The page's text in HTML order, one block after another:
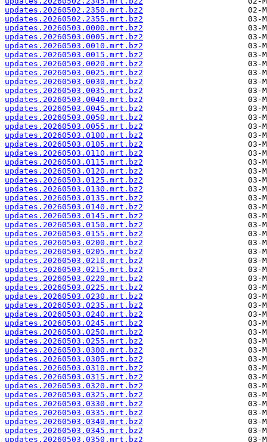
updates.20260502.2350.mrt.bz2
updates.20260502.2355.mrt.bz2
updates.20260503.0000.mrt.bz2
updates.20260503.0005.mrt.bz2
updates.20260503.0010.mrt.bz2
updates.20260503.0015.mrt.bz2
updates.20260503.0020.mrt.bz2
updates.20260503.0025.mrt.bz2
updates.20260503.0030.mrt.bz2
updates.20260503.0035.mrt.bz2
updates.20260503.0040.mrt.bz2
updates.20260503.0045.mrt.bz2
updates.20260503.0050.mrt.bz2
updates.20260503.0055.mrt.bz2
updates.20260503.0100.mrt.bz2
updates.20260503.0105.mrt.bz2
updates.20260503.0110.mrt.bz2
updates.20260503.0115.mrt.bz2
updates.20260503.0120.mrt.bz2
updates.20260503.0125.mrt.bz2
updates.20260503.0130.mrt.bz2
updates.20260503.0135.mrt.bz2
updates.20260503.0140.mrt.bz2
updates.20260503.0145.mrt.bz2
updates.20260503.0150.mrt.bz2
updates.20260503.0155.mrt.bz2
updates.20260503.0200.mrt.bz2
updates.20260503.0205.mrt.bz2
updates.20260503.0210.mrt.bz2
updates.20260503.0215.mrt.bz2
updates.20260503.0220.mrt.bz2
updates.20260503.0225.mrt.bz2
updates.20260503.0230.mrt.bz2
updates.20260503.0235.mrt.bz2
updates.20260503.0240.mrt.bz2
updates.20260503.0245.mrt.bz2
updates.20260503.0250.mrt.bz2
updates.20260503.0255.mrt.bz2
updates.20260503.0300.mrt.bz2
updates.20260503.0305.mrt.bz2
updates.20260503.0310.mrt.bz2
updates.20260503.0315.mrt.bz2
updates.20260503.0320.mrt.bz2
updates.20260503.0325.mrt.bz2
updates.20260503.0330.mrt.bz2
updates.20260503.0335.mrt.bz2
updates.20260503.0340.mrt.bz2
updates.20260503.0345.mrt.bz2
updates.20260503.0350.mrt.bz2